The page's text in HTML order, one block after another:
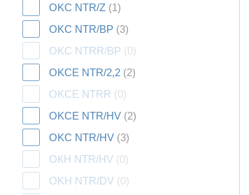
OKC NTR/Z (1)
OKC NTR/BP (3)
OKC NTRR/BP (0)
OKCE NTR/2,2 (2)
OKCE NTRR (0)
OKCE NTR/HV (2)
OKC NTR/HV (3)
ОКН NTR/HV (0)
OKH NTR/DV (0)